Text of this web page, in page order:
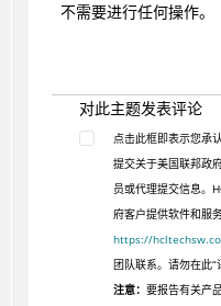
不需要进行任何操作。
对此主题发表评论
点击此框即表示您承
提交关于美国联邦政
员或代理提交信息。
府客户提供软件和服
https://
团队联系。请勿在此“
注意： 要报告有关产